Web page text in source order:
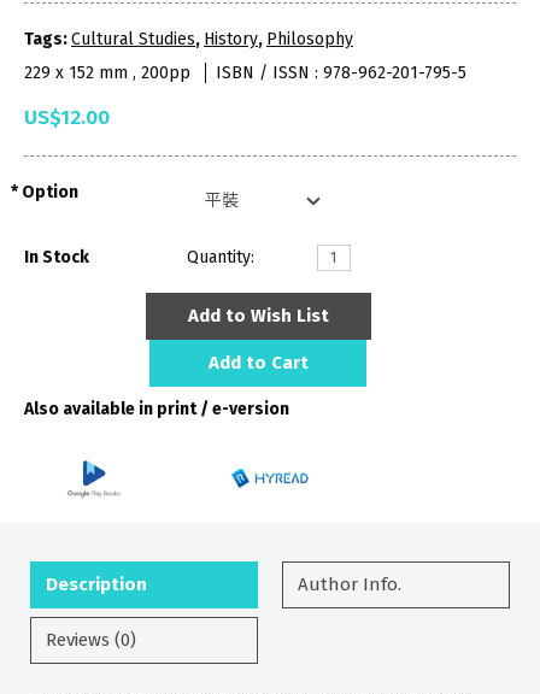
Tags:Cultural Studies, History, Philosophy
229 x 152 mm , 200pp
ISBN / ISSN : 978-962-201-795-5
US$12.00
Option
In Stock Quantity:
Add to Wish List
Add to Cart
Also available in print / e-version
Description Author Info.
Reviews (0)